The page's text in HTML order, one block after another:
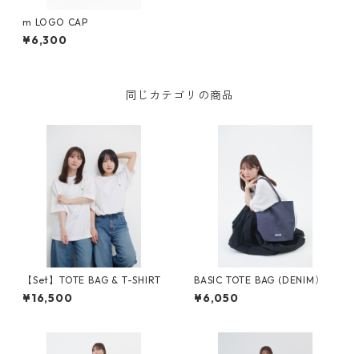
m LOGO CAP
¥6,300
同じカテゴリの商品
【Set】TOTE BAG & T-SHIRT
¥16,500
BASIC TOTE BAG (DENIM）
¥6,050